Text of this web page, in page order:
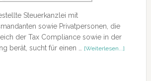
Steuerkanzlei mit
sowie Privatpersonen, die
der Tax Compliance sowie in der
berät, sucht für einen …
[Weiterlesen...]